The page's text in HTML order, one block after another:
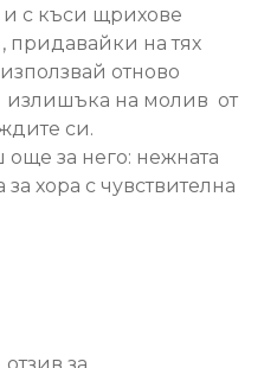
с къси щрихове
придавайки на тях
отново
излишъка на молив от
си.
още за него: нежната
хора с чувствителна